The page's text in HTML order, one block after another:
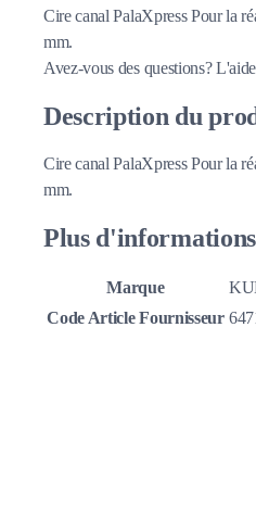
Cire canal PalaXpress Pour la
mm.
Avez-vous des questions?
Description du
Cire canal PalaXpress Pour la
mm.
Plus d'informations
Marque
Code Article Fournisseur